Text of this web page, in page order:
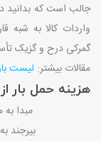
واردات کالا به شبه
گمرکی درح و گزیک
مقالات بیشتر: لیست
هزینه حمل بار از
مبدا
بیرجند